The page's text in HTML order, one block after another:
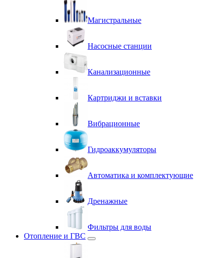
Магистральные
Насосные станции
Канализационные
Картриджи и вставки
Вибрационные
Гидроаккумуляторы
Автоматика и комплектующие
Дренажные
Фильтры для воды
Отопление и ГВС